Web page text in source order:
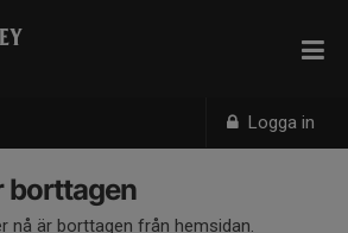
Logga in
borttagen
nå är borttagen från hemsidan.